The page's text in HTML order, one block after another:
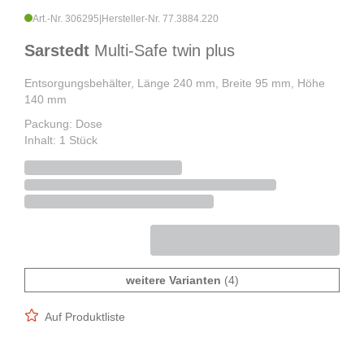
Art.-Nr. 306295 Hersteller-Nr. 77.3884.220
Sarstedt Multi-Safe twin plus
Entsorgungsbehälter, Länge 240 mm, Breite 95 mm, Höhe
140 mm
Packung: Dose
Inhalt: 1 Stück
weitere Varianten (4)
Auf Produktliste